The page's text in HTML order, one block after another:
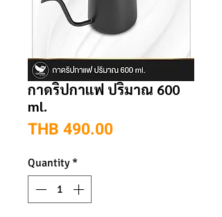
กาดริปกาแฟ ปริมาณ 600
ml.
THB 490.00Price
Quantity *